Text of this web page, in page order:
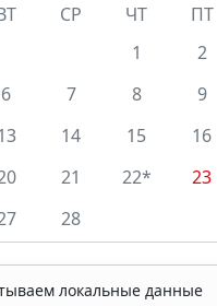
СР ЧТ ПТ
1
2
6 7 8 9
14 15 16
21 22* 23
28
локальные данные